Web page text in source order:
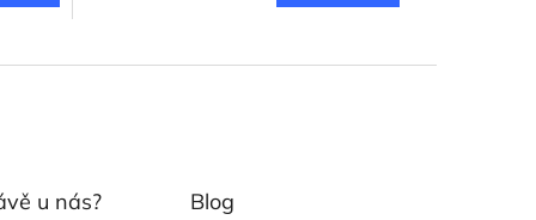
u nás? Blog